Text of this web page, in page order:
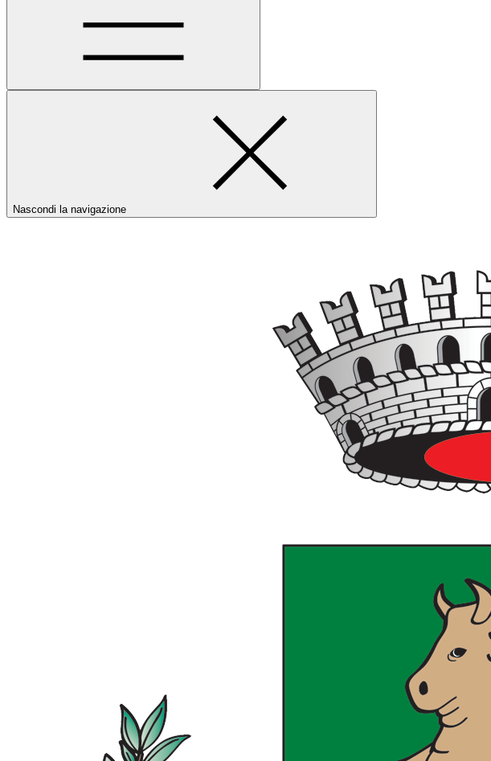
Nascondi la navigazione